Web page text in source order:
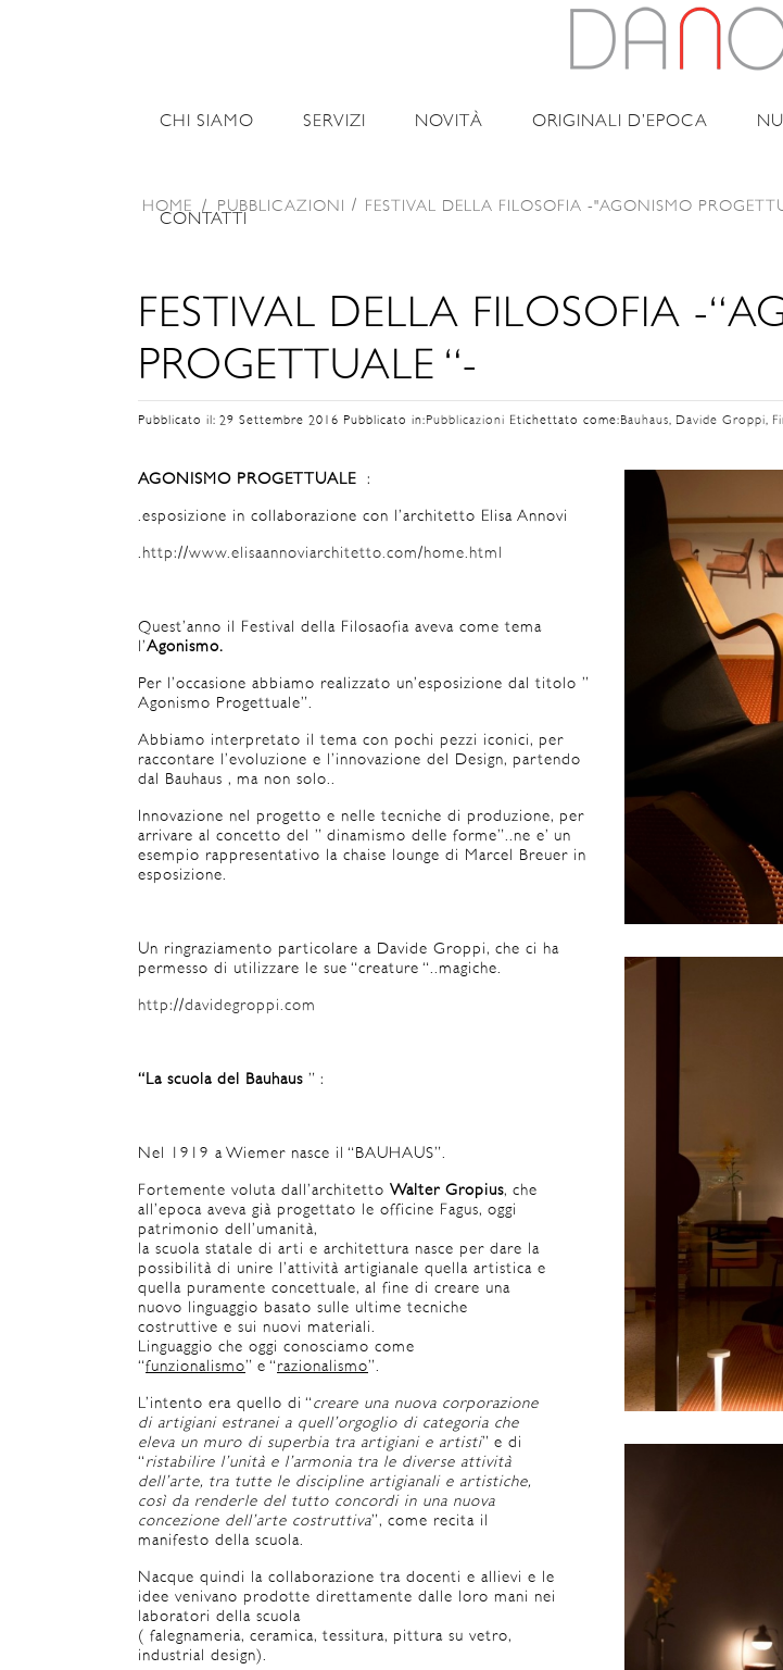
CHI SIAMO SERVIZI NOVITÀ ORIGINALI D’EPOCA
CONTATTI
HOME / PUBBLICAZIONI FESTIVAL DELLA FILOSOFIA -"AGONISMO
FESTIVAL DELLA FILOSOFIA -
PROGETTUALE “-
Pubblicato il: 29 Settembre 2016 Pubblicato in:Pubblicazioni Etichettato come:Bauhaus, Davide Groppi,
AGONISMO PROGETTUALE :
.esposizione in collaborazione con l’architetto Elisa Annovi
.http://www.elisaannoviarchitetto.com/home.html
Quest’anno il Festival della Filosaofia aveva come tema
l’Agonismo.
Per l’occasione abbiamo realizzato un’esposizione dal titolo ”
Agonismo Progettuale”.
Abbiamo interpretato il tema con pochi pezzi iconici, per
raccontare l’evoluzione e l’innovazione del Design, partendo
dal Bauhaus , ma non solo..
Innovazione nel progetto e nelle tecniche di produzione, per
arrivare al concetto del ” dinamismo delle forme”..ne e’ un
esempio rappresentativo la chaise lounge di Marcel Breuer in
esposizione.
Un ringraziamento particolare a Davide Groppi, che ci ha
permesso di utilizzare le sue “creature “..magiche.
http://davidegroppi.com
“La scuola del Bauhaus ” :
Nel 1919 a Wiemer nasce il “BAUHAUS”.
Fortemente voluta dall’architetto Walter Gropius, che
all’epoca aveva già progettato le officine Fagus, oggi
patrimonio dell’umanità,
la scuola statale di arti e architettura nasce per dare la
possibilità di unire l’attività artigianale quella artistica e
quella puramente concettuale, al fine di creare una
nuovo linguaggio basato sulle ultime tecniche
costruttive e sui nuovi materiali.
Linguaggio che oggi conosciamo come
“funzionalismo” e “razionalismo”.
L’intento era quello di “creare una nuova corporazione
di artigiani estranei a quell’orgoglio di categoria che
eleva un muro di superbia tra artigiani e artisti” e di
“ristabilire l’unità e l’armonia tra le diverse attività
dell’arte, tra tutte le discipline artigianali e artistiche,
così da renderle del tutto concordi in una nuova
concezione dell’arte costruttiva”, come recita il
manifesto della scuola.
Nacque quindi la collaborazione tra docenti e allievi e le
idee venivano prodotte direttamente dalle loro mani nei
laboratori della scuola
( falegnameria, ceramica, tessitura, pittura su vetro,
industrial design).